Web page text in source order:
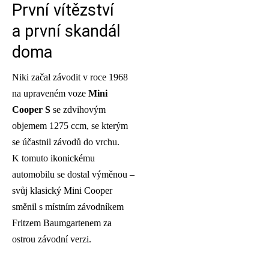
První vítězství
a první skandál
doma
Niki začal závodit v roce 1968
na upraveném voze Mini
Cooper S se zdvihovým
objemem 1275 ccm, se kterým
se účastnil závodů do vrchu.
K tomuto ikonickému
automobilu se dostal výměnou –
svůj klasický Mini Cooper
směnil s místním závodníkem
Fritzem Baumgartenem za
ostrou závodní verzi.